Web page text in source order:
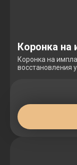
Коронка на
Коронка на
восстановления